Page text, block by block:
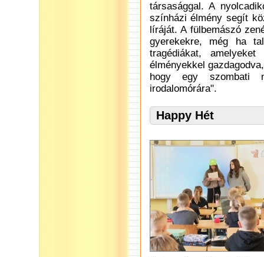
társasággal. A
színházi élmény segít
líráját. A fülbemászó
gyerekekre, még ha
tragédiákat,
élményekkel
hogy egy szombati
irodalomórára".
Happy Hét